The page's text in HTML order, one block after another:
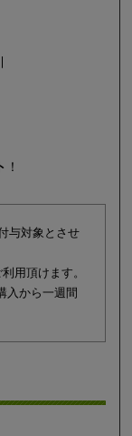
！
与対象とさせ
用頂けます。
入から一週間